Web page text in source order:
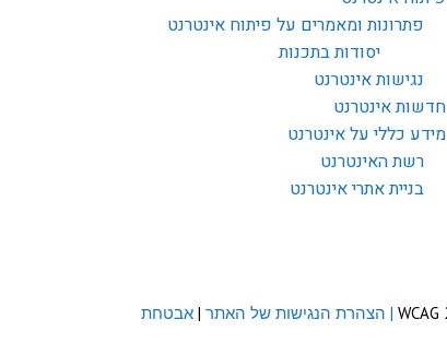
פתרונות ומאמרים על פיתוח אינטרנט
יסודות בתכנות
נגישות אינטרנט
חדשות אינטרנט
מידע כללי על אינטרנט
רשת האינטרנט
בניית אתרי אינטרנט
| הצהרת הנגישות של האתר | אבטחת